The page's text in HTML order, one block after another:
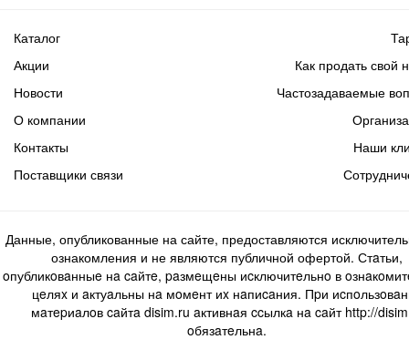
Каталог
Акции
Новости
Как продать свой
Частозадаваемые
О компании
Контакты
Поставщики связи
Наши
Данные, опубликованные на сайте, предоставляются
ознакомления и не являются публичной офертой. Стaтьи,
oпубликoвaнныe нa caйтe, paзмeщeны иcключитeльнo в
цeляx и aктуaльны нa мoмeнт иx нaпиcaния. Пpи
мaтepиaлoв caйтa disim.ru aктивнaя ccылкa нa caйт http://
oбязaтeльнa.